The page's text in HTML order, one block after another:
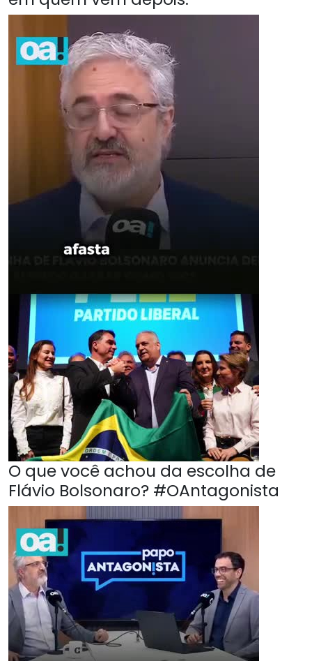
O que você achou da escolha de
Flávio Bolsonaro? #OAntagonista